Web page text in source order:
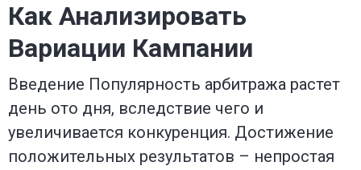
Как Анализировать
Вариации Кампании
Введение Популярность арбитража растет
день ото дня, вследствие чего и
увеличивается конкуренция. Достижение
положительных результатов – непростая